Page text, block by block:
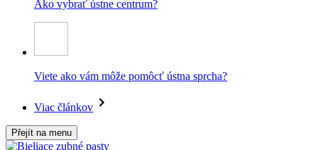
Ako vybrať ústne centrum?
Viete ako vám môže pomôcť ústna sprcha?
Viac článkov
Přejít na menu